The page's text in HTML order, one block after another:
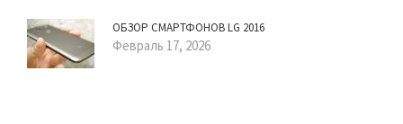
ОБЗОР СМАРТФОНОВ LG 2016
Февраль 17, 2026